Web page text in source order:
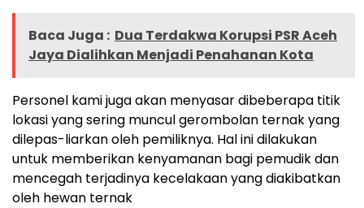
Baca Juga : Dua Terdakwa Korupsi PSR Aceh
Jaya Dialihkan Menjadi Penahanan Kota
Personel kami juga akan menyasar dibeberapa titik
lokasi yang sering muncul gerombolan ternak yang
dilepas-liarkan oleh pemiliknya. Hal ini dilakukan
untuk memberikan kenyamanan bagi pemudik dan
mencegah terjadinya kecelakaan yang diakibatkan
oleh hewan ternak